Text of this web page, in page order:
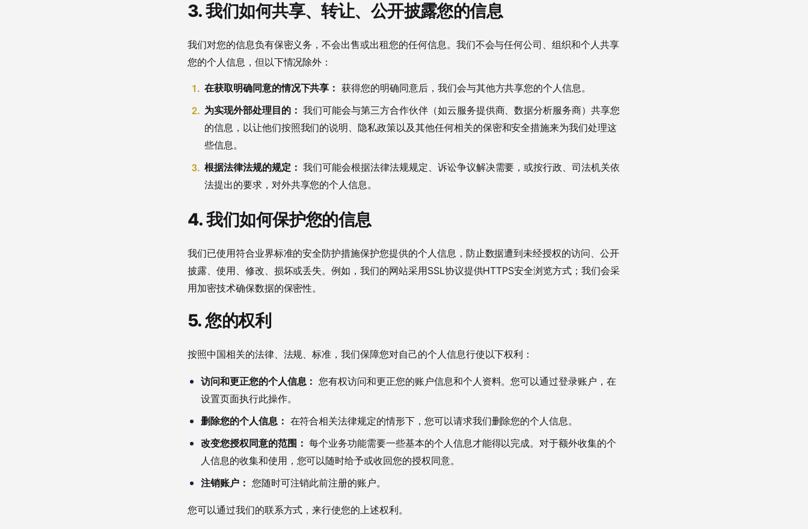
3. 我们如何共享、转让、公开披露您的信息
我们对您的信息负有保密义务，不会出售或出租您的任何信息。我们不会与任何公司、组织和个人共享
您的个人信息，但以下情况除外：
在获取明确同意的情况下共享： 获得您的明确同意后，我们会与其他方共享您的个人信息。
为实现外部处理目的： 我们可能会与第三方合作伙伴（如云服务提供商、数据分析服务商）共享您
的信息，以让他们按照我们的说明、隐私政策以及其他任何相关的保密和安全措施来为我们处理这
些信息。
根据法律法规的规定： 我们可能会根据法律法规规定、诉讼争议解决需要，或按行政、司法机关依
法提出的要求，对外共享您的个人信息。
4. 我们如何保护您的信息
我们已使用符合业界标准的安全防护措施保护您提供的个人信息，防止数据遭到未经授权的访问、公开
披露、使用、修改、损坏或丢失。例如，我们的网站采用SSL协议提供HTTPS安全浏览方式；我们会采
用加密技术确保数据的保密性。
5. 您的权利
按照中国相关的法律、法规、标准，我们保障您对自己的个人信息行使以下权利：
访问和更正您的个人信息： 您有权访问和更正您的账户信息和个人资料。您可以通过登录账户，在
设置页面执行此操作。
删除您的个人信息： 在符合相关法律规定的情形下，您可以请求我们删除您的个人信息。
改变您授权同意的范围： 每个业务功能需要一些基本的个人信息才能得以完成。对于额外收集的个
人信息的收集和使用，您可以随时给予或收回您的授权同意。
注销账户： 您随时可注销此前注册的账户。
您可以通过我们的联系方式，来行使您的上述权利。